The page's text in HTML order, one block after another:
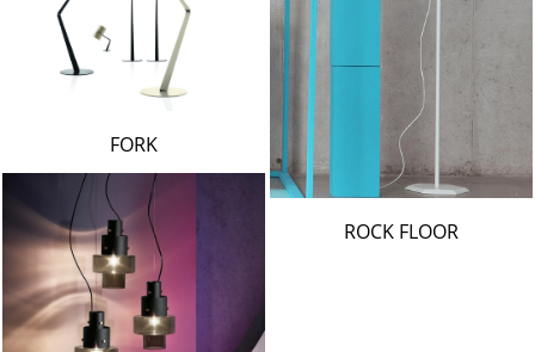
ROCK FLOOR
FORK